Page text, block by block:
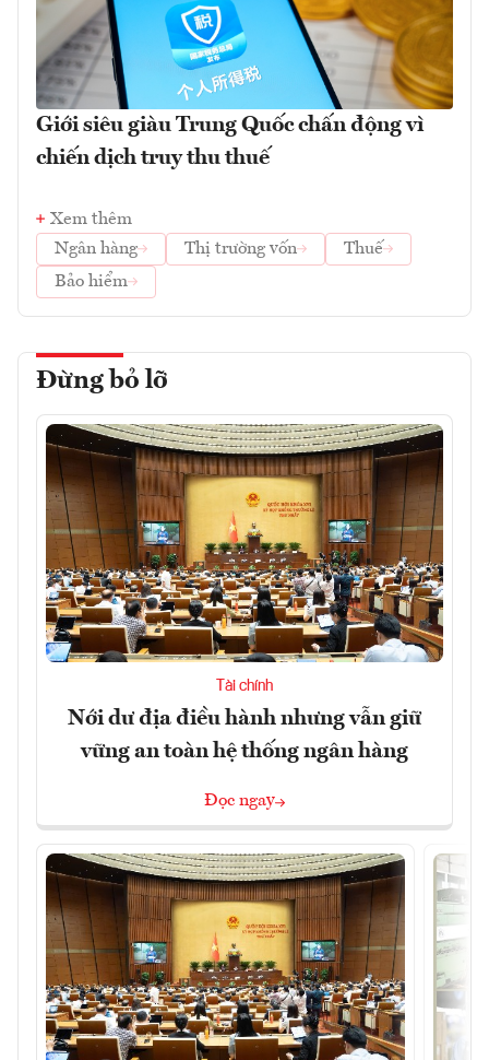
Giới siêu giàu Trung Quốc chấn động vì
chiến dịch truy thu thuế
Xem thêm
Ngân hàng
Thị trường vốn
Thuế
Bảo hiểm
Đừng bỏ lỡ
Tài chính
Nới dư địa điều hành nhưng vẫn giữ
vững an toàn hệ thống ngân hàng
Đọc ngay